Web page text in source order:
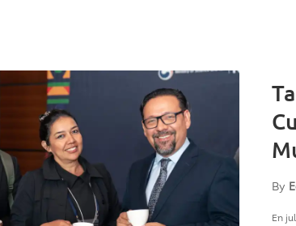
By
En